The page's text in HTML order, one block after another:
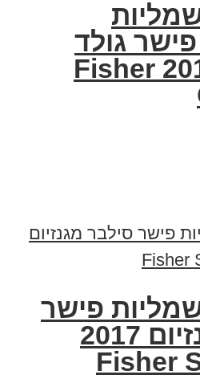
גולד
מגנזיום 2016 Fisher
פישר
סילבר מגנזיום 2017
Fisher